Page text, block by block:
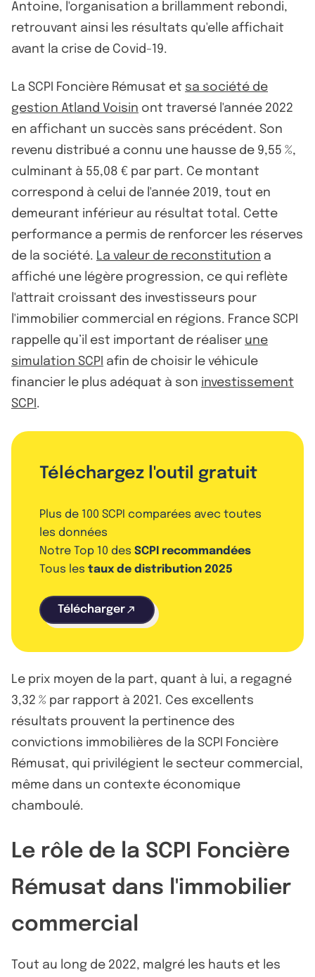
Antoine, l'organisation a brillamment rebondi,
retrouvant ainsi les résultats qu'elle affichait
avant la crise de Covid-19.
La SCPI Foncière Rémusat et sa société de
gestion Atland Voisin ont traversé l'année 2022
en affichant un succès sans précédent. Son
revenu distribué a connu une hausse de 9,55 %,
culminant à 55,08 € par part. Ce montant
correspond à celui de l'année 2019, tout en
demeurant inférieur au résultat total. Cette
performance a permis de renforcer les réserves
de la société. La valeur de reconstitution a
affiché une légère progression, ce qui reflète
l'attrait croissant des investisseurs pour
l'immobilier commercial en régions. France SCPI
rappelle qu’il est important de réaliser une
simulation SCPI afin de choisir le véhicule
financier le plus adéquat à son investissement
SCPI .
Téléchargez l'outil gratuit
Plus de 100 SCPI comparées avec toutes
les données
Notre Top 10 des SCPI recommandées
Tous les taux de distribution 2025
Télécharger
Le prix moyen de la part, quant à lui, a regagné
3,32 % par rapport à 2021. Ces excellents
résultats prouvent la pertinence des
convictions immobilières de la SCPI Foncière
Rémusat, qui privilégient le secteur commercial,
même dans un contexte économique
chamboulé.
Le rôle de la SCPI Foncière
Rémusat dans l'immobilier
commercial
Tout au long de 2022, malgré les hauts et les